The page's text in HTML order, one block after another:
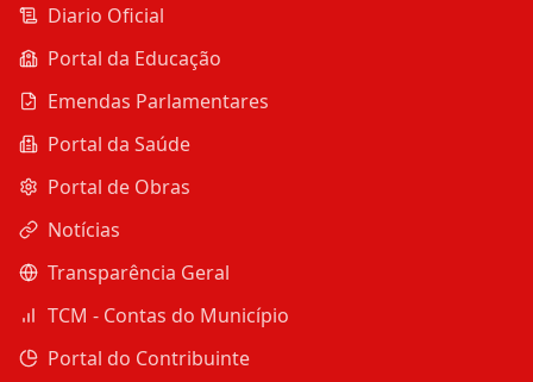
Diario Oficial
Portal da Educação
Emendas Parlamentares
Portal da Saúde
Portal de Obras
Notícias
Transparência Geral
TCM - Contas do Município
Portal do Contribuinte